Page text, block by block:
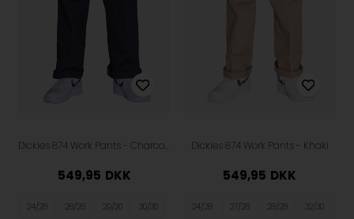
Dickies 874 Work Pants - Charcoal
549,95 DKK
24/28 28/28 29/30 30/30
Dickies 874 Work Pants - Khaki
549,95 DKK
24/28 27/28 28/28 32/30